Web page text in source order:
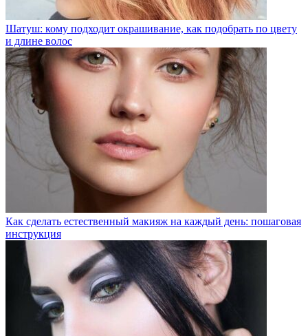
Шатуш: кому подходит окрашивание, как подобрать по цвету
и длине волос
Как сделать естественный макияж на каждый день: пошаговая
инструкция